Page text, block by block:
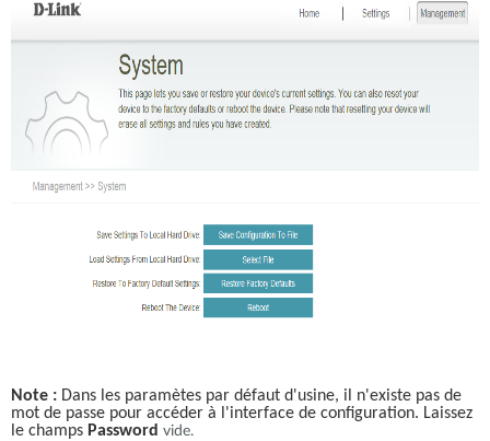
Note : Dans les paramètes par défaut d'usine, il n'existe pas de
mot de passe pour accéder à l'interface de configuration. Laissez
le champs Password vide.